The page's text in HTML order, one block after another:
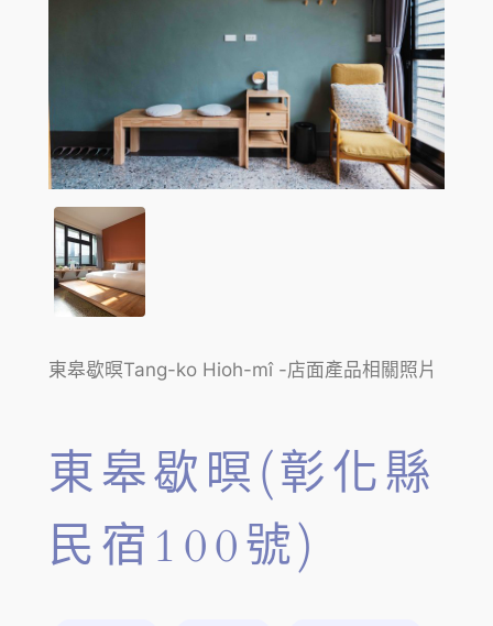
東皋歇暝Tang-ko Hioh-mî -店面產品相關照片
東皋歇暝(彰化縣
民宿100號)